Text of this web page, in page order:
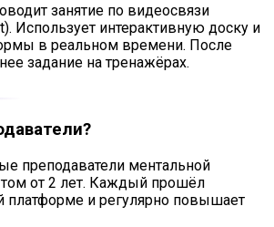
занятие по видеосвязи
Использует интерактивную доску и
в реальном времени. После
задание на тренажёрах.
преподаватели ментальной
от 2 лет. Каждый прошёл
платформе и регулярно повышает